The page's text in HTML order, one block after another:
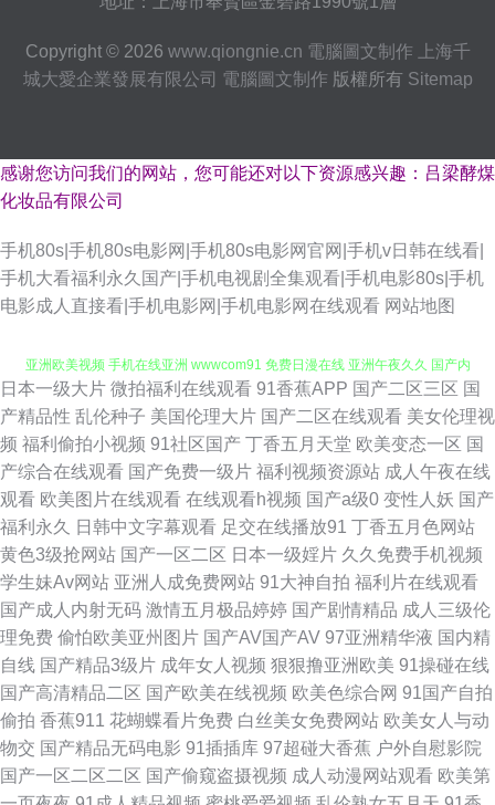
Copyright © 2026 www.qiongnie.cn 電腦圖文制作
上海千
城大愛企業發展有限公司 電腦圖文制作 版權所有 Sitemap
感谢您访问我们的网站，您可能还对以下资源感兴趣：吕梁酵煤
化妆品有限公司
手机80s|手机80s电影网|手机80s电影网官网|手机v日韩在线看|
手机大看福利永久国产|手机电视剧全集观看|手机电影80s|手机
电影成人直接看|手机电影网|手机电影网在线观看 网站地图
91福利小视频 99精品在这里 欧美日韩偷拍一区二区 在线播放网站免费 国产
亚洲欧美视频 手机在线亚洲 wwwcom91 免费日漫在线 亚洲午夜久久 国产内
射视频 日韩毛片在线免费观看 91新地址 香蕉成人网 九九视频精品网观看
a∨在线播放 天天杏吧5g色中色 国产眼镜 欧美激情第1页 精品国产一区二区
三 俺去也激情综合网 午夜高清免费在线观看 黄色三级人妻 92午夜福利轻云
观看 五月大香蕉网站 久草视频在线资源 91av狼友 少妇超碰在线播放 九九精
品插国产视频 资源电影 欧美粗大猛烈进出高 俺去也激情文学 色男人的天堂
亚洲精品视频观看 激情文学日韩 在线√天堂 美女网站视频欧美区一 91插插
日本一级大片 微拍福利在线观看 91香蕉APP 国产二区三区 国
产精品性 乱伦种子 美国伦理大片 国产二区在线观看 美女伦理视
频 福利偷拍小视频 91社区国产 丁香五月天堂 欧美变态一区 国
产综合在线观看 国产免费一级片 福利视频资源站 成人午夜在线
观看 欧美图片在线观看 在线观看h视频 国产a级0 变性人妖 国产
福利永久
日韩中文字幕观看 足交在线播放91 丁香五月色网站
黄色3级抢网站 国产一区二区 日本一级婬片 久久免费手机视频
学生妹Av网站 亚洲人成免费网站 91大神自拍 福利片在线观看
国产成人内射无码 激情五月极品婷婷 国产剧情精品 成人三级伦
理免费 偷怕欧美亚州图片 国产AV国产AV 97亚洲精华液 国内精
自线 国产精品3级片 成年女人视频 狠狠撸亚洲欧美 91操碰在线
国产高清精品二区 国产欧美在线视频 欧美色综合网 91国产自拍
偷拍 香蕉911 花蝴蝶看片免费 白丝美女免费网站 欧美女人与动
物交 国产精品无码电影 91插插库 97超碰大香蕉 户外自慰影院
国产一区二区二区 国产偷窥盗摄视频 成人动漫网站观看 欧美第